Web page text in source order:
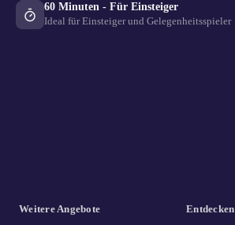
60 Minuten - Für Einsteiger
Ideal für Einsteiger und Gelegenheitsspieler
Weitere Angebote
Entdecken